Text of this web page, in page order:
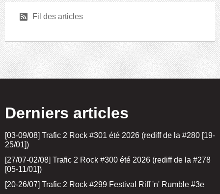
r Fil des articles
Derniers articles
[03-09/08] Trafic 2 Rock #301 été 2026 (rediff de la #280 [19-
25/01])
[27/07-02/08] Trafic 2 Rock #300 été 2026 (rediff de la #278
[05-11/01])
[20-26/07] Trafic 2 Rock #299 Festival Riff 'n' Rumble #3e